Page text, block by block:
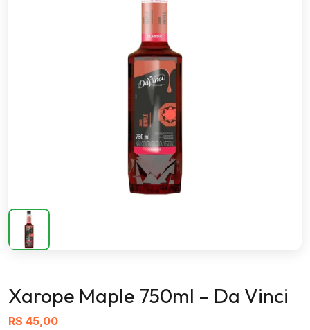
Xarope Maple 750ml – Da Vinci
R$ 45,00